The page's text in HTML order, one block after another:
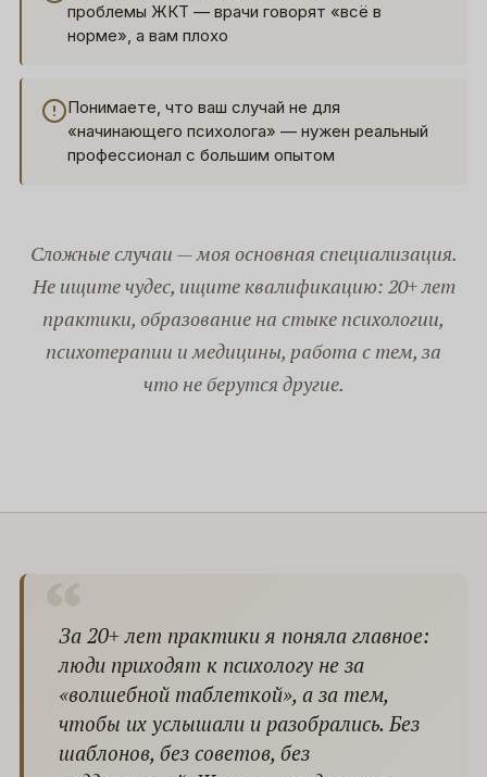
проблемы ЖКТ — врачи говорят «всё в
норме», а вам плохо
Понимаете, что ваш случай не для
«начинающего психолога» — нужен реальный
профессионал с большим опытом
Сложные случаи — моя основная специализация.
Не ищите чудес, ищите квалификацию: 20+ лет
практики, образование на стыке психологии,
психотерапии и медицины, работа с тем, за
что не берутся другие.
За 20+ лет практики я поняла главное:
люди приходят к психологу не за
«волшебной таблеткой», а за тем,
чтобы их услышали и разобрались. Без
шаблонов, без советов, без